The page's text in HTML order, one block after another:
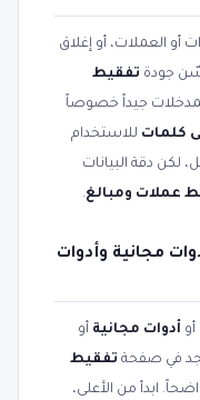
أو العملات، أو إغلاق
جودة تفقيط
جيداً خصوصاً
كلمات للاستخدام
لكن دقة البيانات
عملات ومبالغ.
مجانية وأدوات
أو أدوات مجانية أو
في صفحة تفقيط
ابدأ من الأعلى،